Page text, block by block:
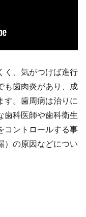
く、気がつけば進行
も歯肉炎があり、成
す。歯周病は治りに
歯科医師や歯科衛生
コントロールする事
）の原因などについ